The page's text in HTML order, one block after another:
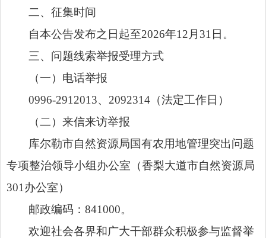
二、征集时间
自本公告发布之日起至2026年12月31日。
三、问题线索举报受理方式
（一）电话举报
0996-2912013、2092314（法定工作日）
（二）来信来访举报
库尔勒市自然资源局国有农用地管理突出问题
专项整治领导小组办公室（香梨大道市自然资源局
301办公室）
邮政编码：841000。
欢迎社会各界和广大干部群众积极参与监督举